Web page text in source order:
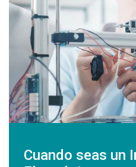
Cuando seas un